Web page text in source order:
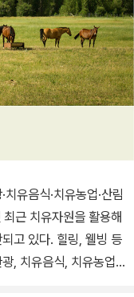
고 있다. 힐링, 웰빙 등
, 치유음식, 치유농업,